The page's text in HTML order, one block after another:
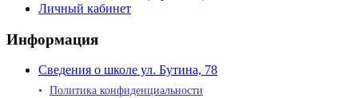
Личный кабинет
Информация
Сведения о школе ул. Бутина, 78
Политика конфиденциальности